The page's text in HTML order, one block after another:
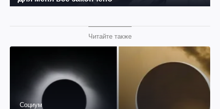
Читайте также
Социум